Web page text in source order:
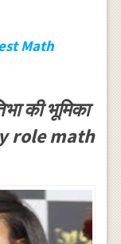
Math
की भूमिका
role math